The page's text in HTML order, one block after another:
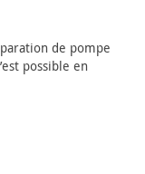
de pompe
possible en